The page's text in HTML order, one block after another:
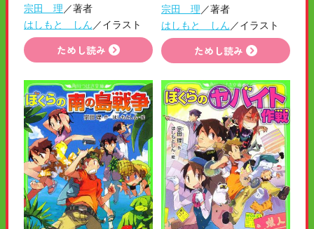
宗田 理 ／著者
はしもと しん ／イラスト
ためし読み
宗田 理 ／著者
はしもと しん ／イラスト
ためし読み